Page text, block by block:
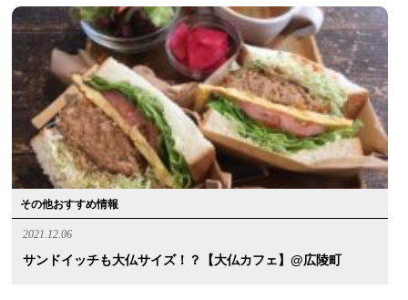
その他おすすめ情報
2021.12.06
サンドイッチも大仏サイズ！？【大仏カフェ】@広陵町